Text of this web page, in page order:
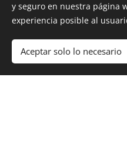
¡Crea tu página web
y seguro en nuestra página
experiencia posible al
Aceptar solo lo necesario